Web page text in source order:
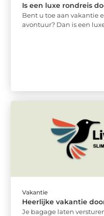
Is een luxe rondreis
Bent u toe aan vakantie
avontuur? Dan is een
Vakantie
Heerlijke vakantie
Je bagage laten